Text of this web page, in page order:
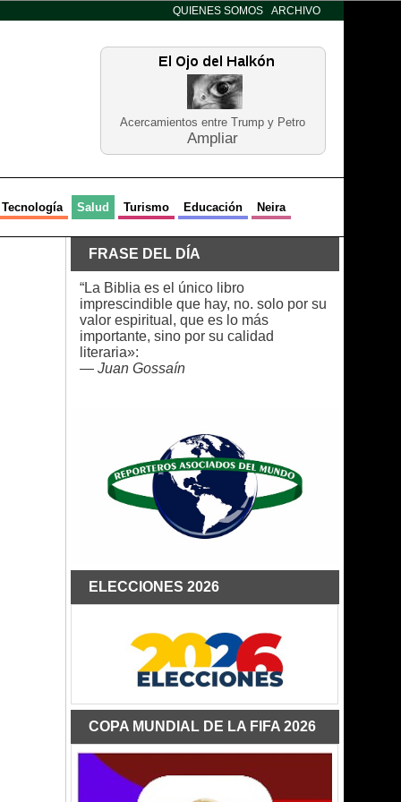
QUIENES SOMOS ARCHIVO
Acercamientos entre Trump y Petro
Ampliar
Tecnología Salud Turismo Educación Neira
FRASE DEL DÍA
“La Biblia es el único libro
imprescindible que hay, no. solo por su
valor espiritual, que es lo más
importante, sino por su calidad
literaria»:
— Juan Gossaín
ELECCIONES 2026
COPA MUNDIAL DE LA FIFA 2026